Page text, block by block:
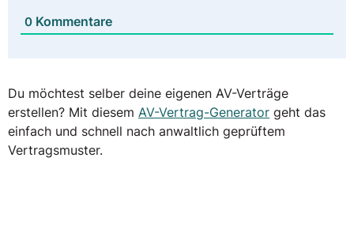
0 Kommentare
Du möchtest selber deine eigenen AV-Verträge
erstellen? Mit diesem AV-Vertrag-Generator geht das
einfach und schnell nach anwaltlich geprüftem
Vertragsmuster.